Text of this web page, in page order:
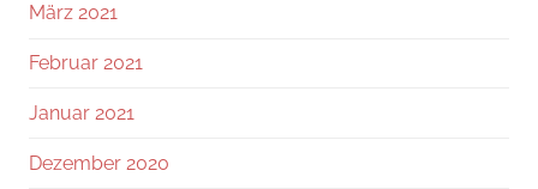
März 2021
Februar 2021
Januar 2021
Dezember 2020